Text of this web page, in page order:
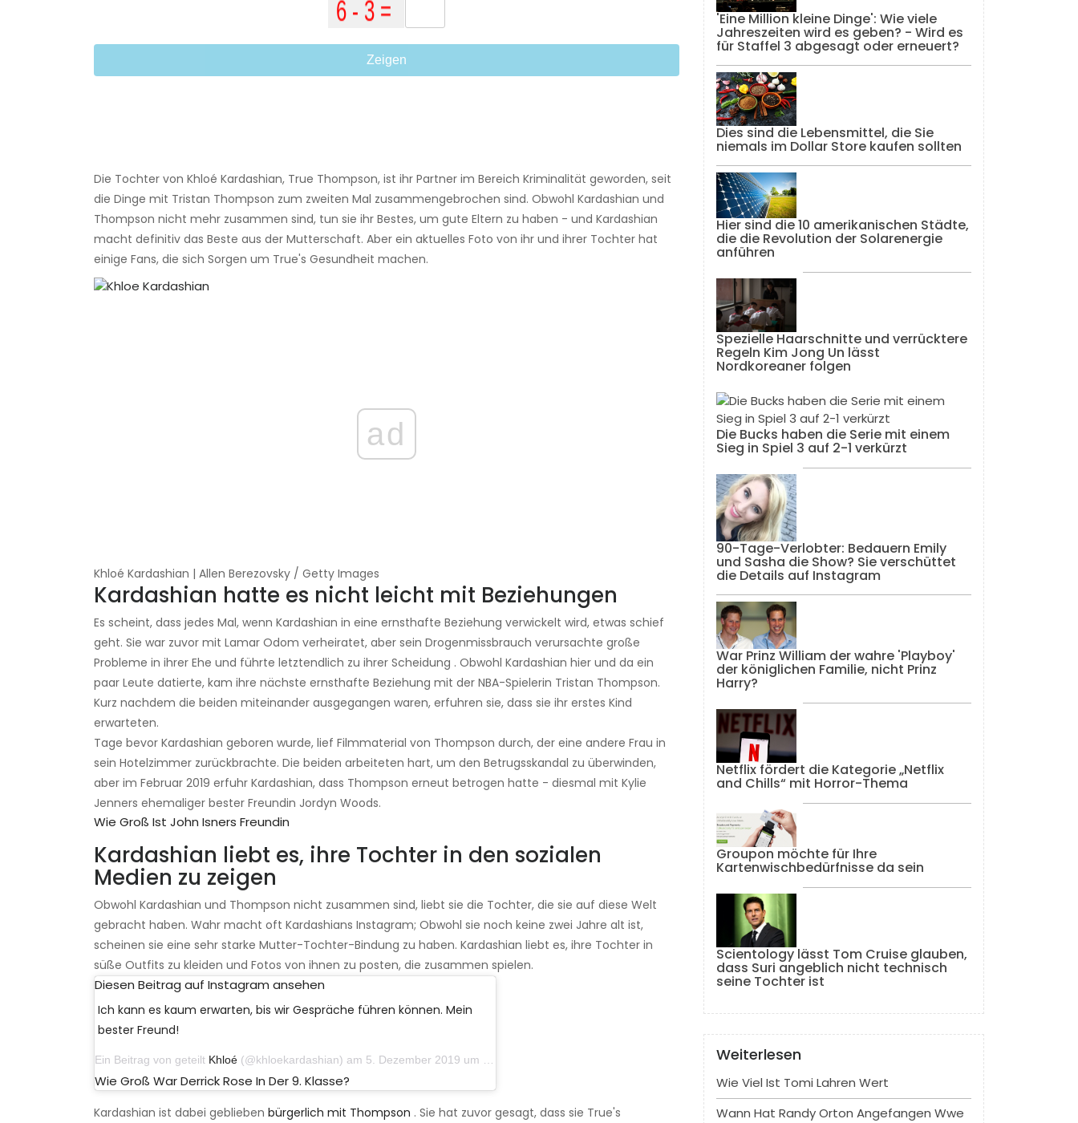
Zeigen
Die Tochter von Khloé Kardashian, True Thompson, ist ihr Partner im Bereich Kriminalität geworden, seit
die Dinge mit Tristan Thompson zum zweiten Mal zusammengebrochen sind. Obwohl Kardashian und
Thompson nicht mehr zusammen sind, tun sie ihr Bestes, um gute Eltern zu haben - und Kardashian
macht definitiv das Beste aus der Mutterschaft. Aber ein aktuelles Foto von ihr und ihrer Tochter hat
einige Fans, die sich Sorgen um True's Gesundheit machen.
ad
Khloé Kardashian | Allen Berezovsky / Getty Images
Kardashian hatte es nicht leicht mit Beziehungen
Es scheint, dass jedes Mal, wenn Kardashian in eine ernsthafte Beziehung verwickelt wird, etwas schief
geht. Sie war zuvor mit Lamar Odom verheiratet, aber sein Drogenmissbrauch verursachte große
Probleme in ihrer Ehe und führte letztendlich zu ihrer Scheidung . Obwohl Kardashian hier und da ein
paar Leute datierte, kam ihre nächste ernsthafte Beziehung mit der NBA-Spielerin Tristan Thompson.
Kurz nachdem die beiden miteinander ausgegangen waren, erfuhren sie, dass sie ihr erstes Kind
erwarteten.
Tage bevor Kardashian geboren wurde, lief Filmmaterial von Thompson durch, der eine andere Frau in
sein Hotelzimmer zurückbrachte. Die beiden arbeiteten hart, um den Betrugsskandal zu überwinden,
aber im Februar 2019 erfuhr Kardashian, dass Thompson erneut betrogen hatte - diesmal mit Kylie
Jenners ehemaliger bester Freundin Jordyn Woods.
Wie Groß Ist John Isners Freundin
Kardashian liebt es, ihre Tochter in den sozialen
Medien zu zeigen
Obwohl Kardashian und Thompson nicht zusammen sind, liebt sie die Tochter, die sie auf diese Welt
gebracht haben. Wahr macht oft Kardashians Instagram; Obwohl sie noch keine zwei Jahre alt ist,
scheinen sie eine sehr starke Mutter-Tochter-Bindung zu haben. Kardashian liebt es, ihre Tochter in
süße Outfits zu kleiden und Fotos von ihnen zu posten, die zusammen spielen.
Diesen Beitrag auf Instagram ansehen
Ich kann es kaum erwarten, bis wir Gespräche führen können. Mein
bester Freund!
Ein Beitrag von geteilt Khloé (@khloekardashian) am 5. Dezember 2019 um 14:57 Uhr PST
Wie Groß War Derrick Rose In Der 9. Klasse?
Kardashian ist dabei geblieben bürgerlich mit Thompson . Sie hat zuvor gesagt, dass sie True's
'Eine Million kleine Dinge': Wie viele
Jahreszeiten wird es geben? - Wird es
für Staffel 3 abgesagt oder erneuert?
Dies sind die Lebensmittel, die Sie
niemals im Dollar Store kaufen sollten
Hier sind die 10 amerikanischen Städte,
die die Revolution der Solarenergie
anführen
Spezielle Haarschnitte und verrücktere
Regeln Kim Jong Un lässt
Nordkoreaner folgen
Die Bucks haben die Serie mit einem
Sieg in Spiel 3 auf 2-1 verkürzt
90-Tage-Verlobter: Bedauern Emily
und Sasha die Show? Sie verschüttet
die Details auf Instagram
War Prinz William der wahre 'Playboy'
der königlichen Familie, nicht Prinz
Harry?
Netflix fördert die Kategorie „Netflix
and Chills“ mit Horror-Thema
Groupon möchte für Ihre
Kartenwischbedürfnisse da sein
Scientology lässt Tom Cruise glauben,
dass Suri angeblich nicht technisch
seine Tochter ist
Weiterlesen
Wie Viel Ist Tomi Lahren Wert
Wann Hat Randy Orton Angefangen Wwe